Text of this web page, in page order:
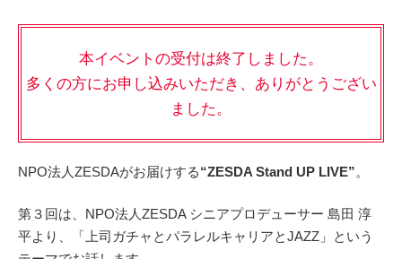
本イベントの受付は終了しました。
多くの方にお申し込みいただき、ありがとうござい
ました。
NPO法人ZESDAがお届けする“ZESDA Stand UP LIVE”。
第３回は、NPO法人ZESDA シニアプロデューサー 島田 淳
平より、「上司ガチャとパラレルキャリアとJAZZ」という